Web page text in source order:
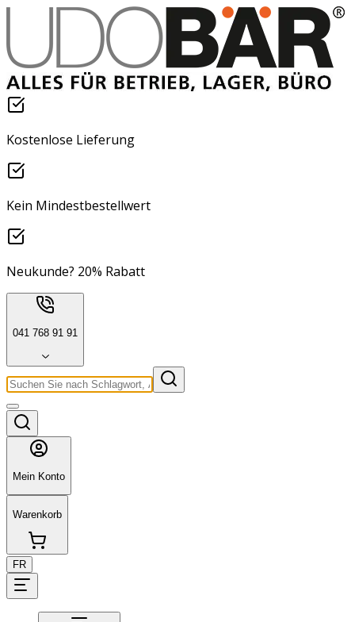
Kostenlose Lieferung
Kein Mindestbestellwert
Neukunde? 20% Rabatt
041 768 91 91
Mein Konto
Warenkorb
FR